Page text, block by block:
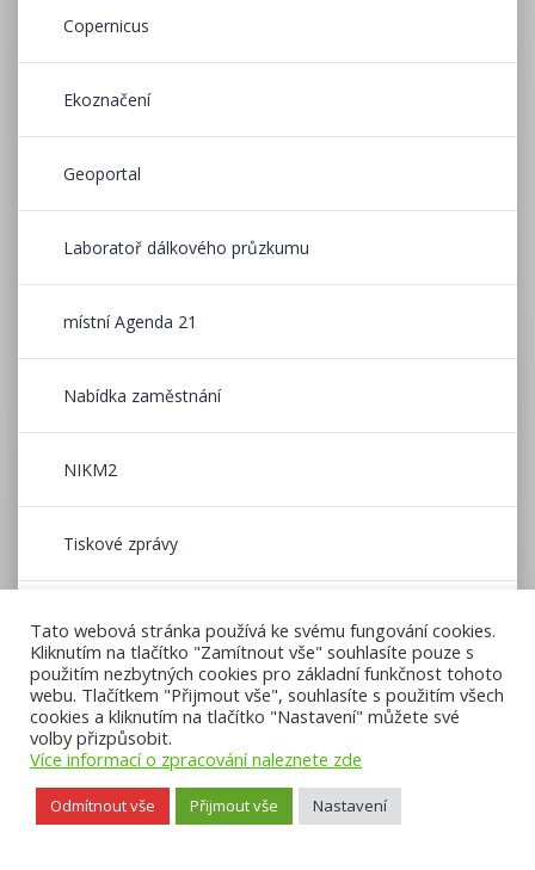
Copernicus
Ekoznačení
Geoportal
Laboratoř dálkového průzkumu
místní Agenda 21
Nabídka zaměstnání
NIKM2
Tiskové zprávy
Zpravodaj CENIA
Tato webová stránka používá ke svému fungování cookies.
Kliknutím na tlačítko "Zamítnout vše" souhlasíte pouze s
použitím nezbytných cookies pro základní funkčnost tohoto
webu. Tlačítkem "Přijmout vše", souhlasíte s použitím všech
cookies a kliknutím na tlačítko "Nastavení" můžete své
volby přizpůsobit.
Více informací o zpracování naleznete zde
Odmítnout vše Přijmout vše Nastavení